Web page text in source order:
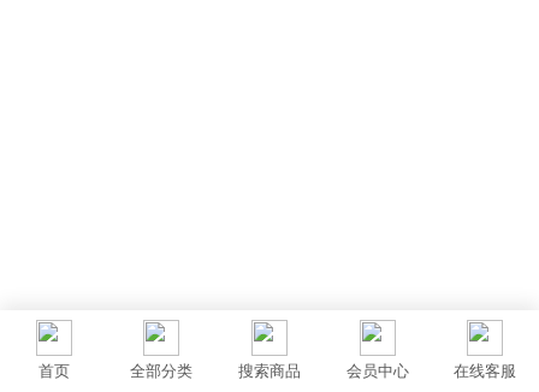
首页 全部分类 搜索商品 会员中心 在线客服